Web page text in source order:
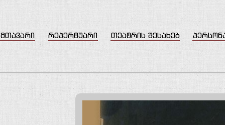
მთავარი რეპერტუარი თეატრის შესახებ